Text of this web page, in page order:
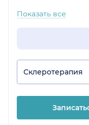
Показать все
Склеротерапия